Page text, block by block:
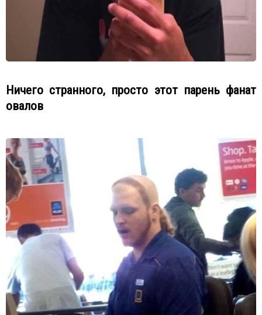
Ничего странного, просто этот парень фанат
овалов